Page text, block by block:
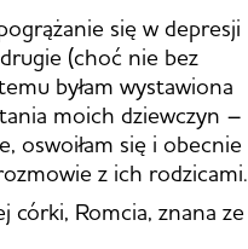
się w depresji
(choć nie bez
byłam wystawiona
moich dziewczyn –
oswoiłam się i obecnie
z ich rodzicami.
córki, Romcia, znana ze